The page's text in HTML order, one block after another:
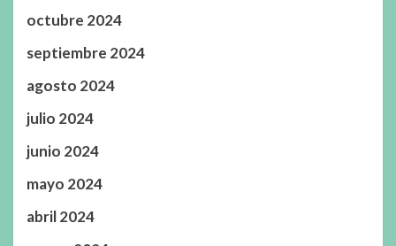
octubre 2024
septiembre 2024
agosto 2024
julio 2024
junio 2024
mayo 2024
abril 2024